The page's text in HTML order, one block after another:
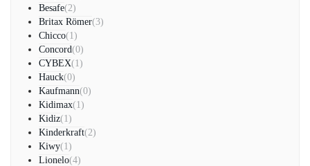
Besafe(2)
Britax Römer(3)
Chicco(1)
Concord(0)
CYBEX(1)
Hauck(0)
Kaufmann(0)
Kidimax(1)
Kidiz(1)
Kinderkraft(2)
Kiwy(1)
Lionelo(4)